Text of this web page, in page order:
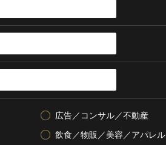
広告／コンサル／不動産
飲食／物販／美容／アパレル